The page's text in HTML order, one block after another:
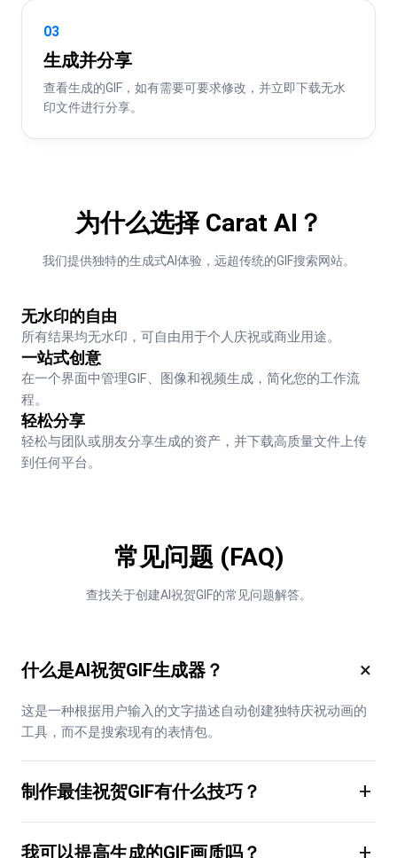
03
生成并分享
查看生成的GIF，如有需要可要求修改，并立即下载无水
印文件进行分享。
为什么选择 Carat AI？
我们提供独特的生成式AI体验，远超传统的GIF搜索网站。
无水印的自由
所有结果均无水印，可自由用于个人庆祝或商业用途。
一站式创意
在一个界面中管理GIF、图像和视频生成，简化您的工作流
程。
轻松分享
轻松与团队或朋友分享生成的资产，并下载高质量文件上传
到任何平台。
常见问题 (FAQ)
查找关于创建AI祝贺GIF的常见问题解答。
什么是AI祝贺GIF生成器？ ×
这是一种根据用户输入的文字描述自动创建独特庆祝动画的
工具，而不是搜索现有的表情包。
制作最佳祝贺GIF有什么技巧？ +
我可以提高生成的GIF画质吗？ +